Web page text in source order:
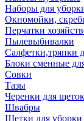
Наборы для
Окномойки,
Перчатки
Пылевыбивалки
Салфетки,тряпки
Блоки сменные
Совки
Тазы
Черенки для
Швабры
Щетки для уборки